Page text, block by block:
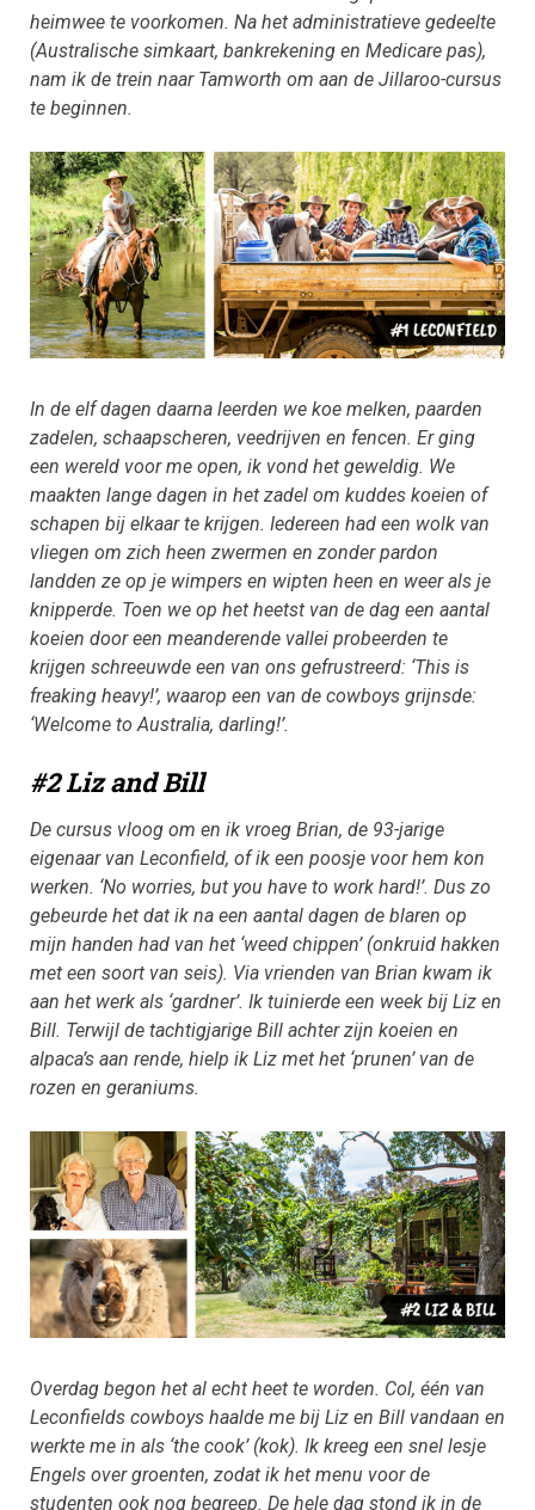
heimwee te voorkomen. Na het administratieve gedeelte
(Australische simkaart, bankrekening en Medicare pas),
nam ik de trein naar Tamworth om aan de Jillaroo-cursus
te beginnen.
In de elf dagen daarna leerden we koe melken, paarden
zadelen, schaapscheren, veedrijven en fencen. Er ging
een wereld voor me open, ik vond het geweldig. We
maakten lange dagen in het zadel om kuddes koeien of
schapen bij elkaar te krijgen. Iedereen had een wolk van
vliegen om zich heen zwermen en zonder pardon
landden ze op je wimpers en wipten heen en weer als je
knipperde. Toen we op het heetst van de dag een aantal
koeien door een meanderende vallei probeerden te
krijgen schreeuwde een van ons gefrustreerd: ‘This is
freaking heavy!’, waarop een van de cowboys grijnsde:
‘Welcome to Australia, darling!’.
#2 Liz and Bill
De cursus vloog om en ik vroeg Brian, de 93-jarige
eigenaar van Leconfield, of ik een poosje voor hem kon
werken. ‘No worries, but you have to work hard!’. Dus zo
gebeurde het dat ik na een aantal dagen de blaren op
mijn handen had van het ‘weed chippen’ (onkruid hakken
met een soort van seis). Via vrienden van Brian kwam ik
aan het werk als ‘gardner’. Ik tuinierde een week bij Liz en
Bill. Terwijl de tachtigjarige Bill achter zijn koeien en
alpaca’s aan rende, hielp ik Liz met het ‘prunen’ van de
rozen en geraniums.
Overdag begon het al echt heet te worden. Col, één van
Leconfields cowboys haalde me bij Liz en Bill vandaan en
werkte me in als ‘the cook’ (kok). Ik kreeg een snel lesje
Engels over groenten, zodat ik het menu voor de
studenten ook nog begreep. De hele dag stond ik in de